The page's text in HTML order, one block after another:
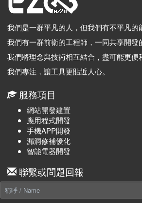
我們是一群平凡的人，但我們有不平凡的
我們有一群前衛的工程師，一同共享開發
我們將理念與技術相互結合，盡可能更便
我們專注，讓工具更貼近人心。
服務項目
網站開發建置
應用程式開發
手機APP開發
漏洞修補優化
智能電器開發
聯繫或問題回報